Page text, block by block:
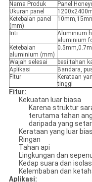
Nama Produk
Panel
Ukuran panel
Ketebalan panel
(mm)
Inti
Aluminium
aluminium
Ketebalan
aluminium (mm)
Wajah selesai
besi tahan
Aplikasi
Bandara,
Fitur
Kerataan
tinggi
Fitur:
Kekuatan luar biasa
Karena struktur
terutama tahan
daripada yang
Kerataan yang luar
Ringan
Tahan api
Lingkungan dan
Kedap suara dan
Kelembaban dan
Aplikasi: